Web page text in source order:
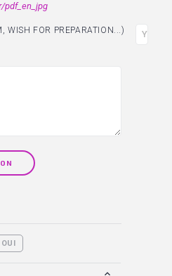
pdf_en_jpg
WISH FOR PREPARATION...)
OUI